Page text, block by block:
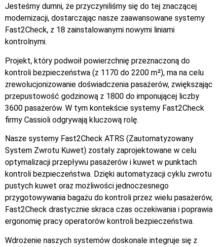
Jesteśmy dumni, że przyczyniliśmy się do tej znaczącej
modernizacji, dostarczając nasze zaawansowane systemy
Fast2Check, z 18 zainstalowanymi nowymi liniami
kontrolnymi.
Projekt, który podwoił powierzchnię przeznaczoną do
kontroli bezpieczeństwa (z 1170 do 2200 m²), ma na celu
zrewolucjonizowanie doświadczenia pasażerów, zwiększając
przepustowość godzinową z 1800 do imponującej liczby
3600 pasażerów. W tym kontekście systemy Fast2Check
firmy Cassioli odgrywają kluczową rolę.
Nasze systemy Fast2Check ATRS (Zautomatyzowany
System Zwrotu Kuwet) zostały zaprojektowane w celu
optymalizacji przepływu pasażerów i kuwet w punktach
kontroli bezpieczeństwa. Dzięki automatyzacji cyklu zwrotu
pustych kuwet oraz możliwości jednoczesnego
przygotowywania bagażu do kontroli przez wielu pasażerów,
Fast2Check drastycznie skraca czas oczekiwania i poprawia
ergonomię pracy operatorów kontroli bezpieczeństwa.
Wdrożenie naszych systemów doskonale integruje się z